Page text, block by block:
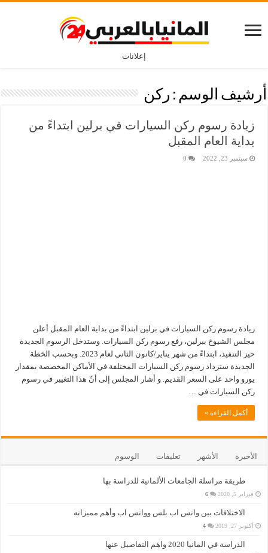
إعلانات
أرشيف الوسم : ركن
زيادة رسوم ركن السيارات في برلين ابتداءً من
بداية العام المقبل
سبتمبر 23, 2022 0
زيادة رسوم ركن السيارات في برلين ابتداءً من بداية العام المقبل أعلن
مجلس الشيوخ ببرلين، رفع رسوم ركن السيارات. وستدخل الرسوم الجديدة
حيز التنفيذ، ابتداءً من شهر يناير/كانون الثاني لعام 2023. وبحسب الخطة
الجديدة ستزداد رسوم ركن السيارات المختلفة في الأماكن المخصصة بمقدار
يورو واحد على السعر القديم. و أشار المجلس إلى أنّ هذا التغيير في رسوم
ركن السيارات في …
أكمل القراءة »
الأخيرة الأشهر تعليقات الوسوم
طريقة مراسلة الجامعات الألمانية للدراسة بها
فبراير 5, 2020 6
الاختلافات بين واتس اب بلس وواتس اب وأهم مميزاته
أكتوبر 27, 2019 4
الدراسة في المانيا 2020 واهم التفاصيل عنها